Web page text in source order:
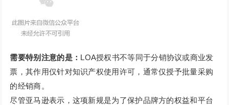
需要特别注意的是： LOA授权书不等同于分销协议或商业发
票，其作用仅针对知识产权使用许可，通常仅授予批量采购
的经销商。
尽管亚马逊表示，这项新规是为了保护品牌方的权益和平台